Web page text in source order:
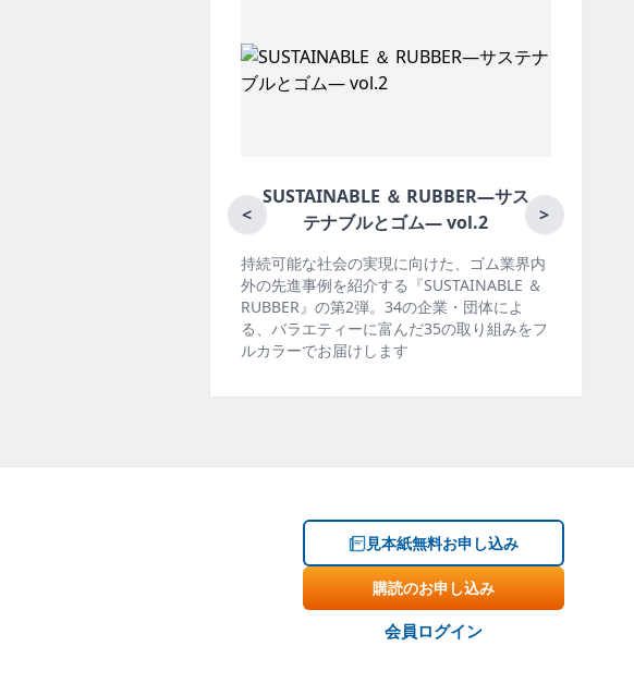
< >
SUSTAINABLE ＆ RUBBER―サス
テナブルとゴム― vol.2
持続可能な社会の実現に向けた、ゴム業界内
外の先進事例を紹介する『SUSTAINABLE ＆
RUBBER』の第2弾。34の企業・団体によ
る、バラエティーに富んだ35の取り組みをフ
月刊ラバーインダスト
ゴム報知新聞の姉妹誌。ゴム
製品・市場分野別の動向、新
材料動向、設備・機械の紹介
ー、海外企業情報、統計など
見本紙無料お申し込み
購読のお申し込み
会員ログイン